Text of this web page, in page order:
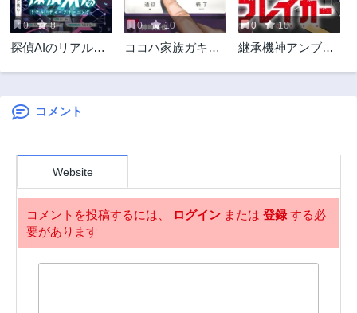
0 8
探偵AIのリアル・
0 10
ココハ家族ガキエ
0 10
継承機神アンブレ
コメント
Website
コメントを投稿するには、 ログイン または 登録する必
要があります